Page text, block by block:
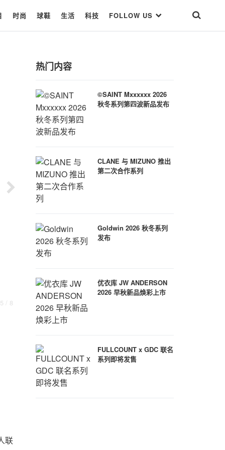
时尚 球鞋 生活 科技 FOLLOW US
5 / 8
联
热门内容
©SAINT Mxxxxxx 2026
秋冬系列第四波新品发布
CLANE 与 MIZUNO 推出
第二次合作系列
Goldwin 2026 秋冬系列
发布
优衣库 JW ANDERSON
2026 早秋新品焕彩上市
FULLCOUNT x GDC 联名
系列即将发售